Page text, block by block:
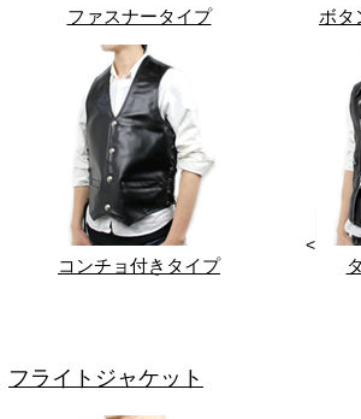
ファスナータイプ ボタ
コンチョ付きタイプ
<
フライトジャケット